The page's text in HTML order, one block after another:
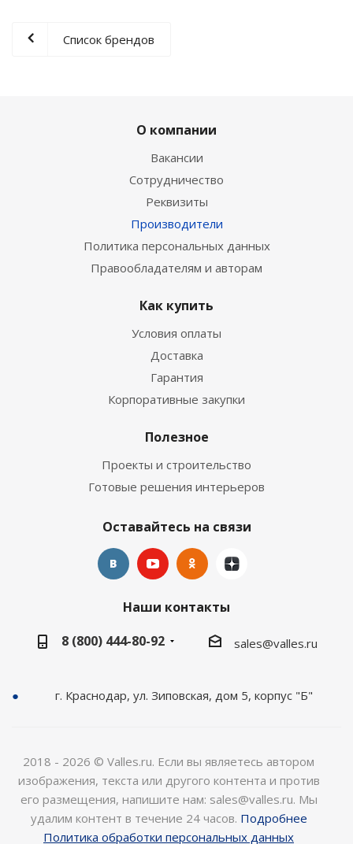
Список брендов
О компании
Вакансии
Сотрудничество
Реквизиты
Производители
Политика персональных данных
Правообладателям и авторам
Как купить
Условия оплаты
Доставка
Гарантия
Корпоративные закупки
Полезное
Проекты и строительство
Готовые решения интерьеров
Оставайтесь на связи
Наши контакты
8 (800) 444-80-92
sales@valles.ru
г. Краснодар, ул. Зиповская, дом 5, корпус "Б"
2018 - 2026 © Valles.ru. Если вы являетесь автором
изображения, текста или другого контента и против
его размещения, напишите нам: sales@valles.ru. Мы
удалим контент в течение 24 часов. Подробнее
Политика обработки персональных данных